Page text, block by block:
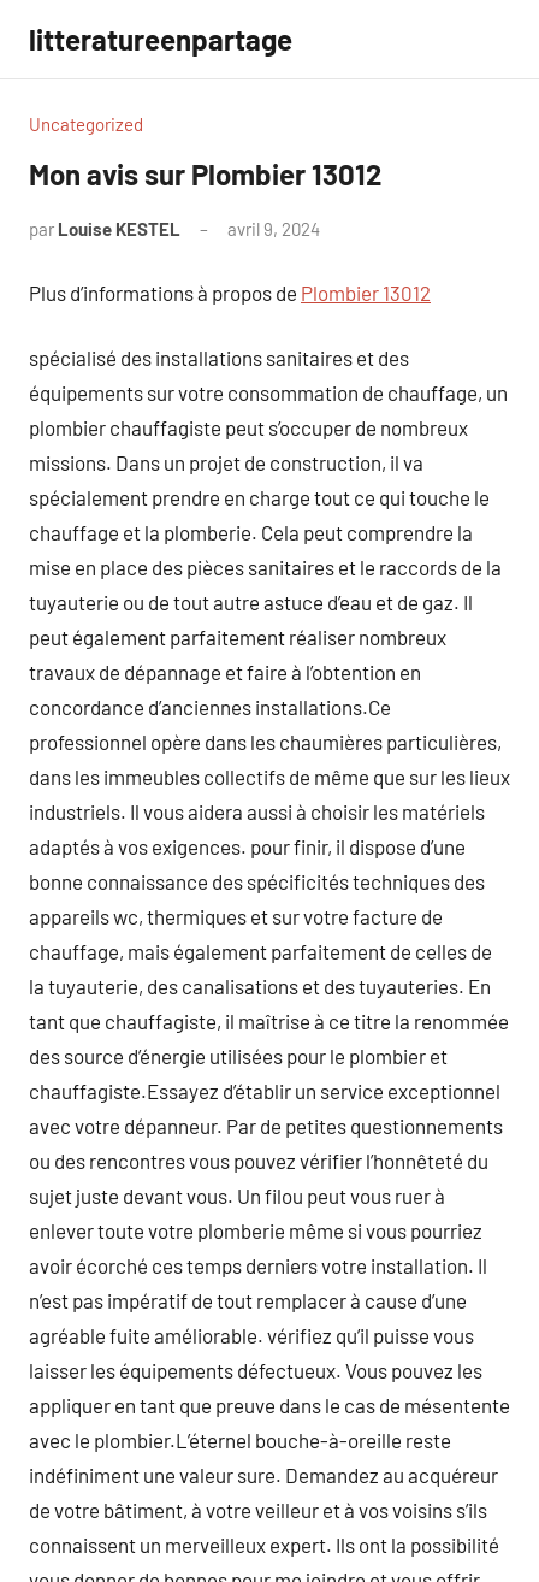
contenu
litteratureenpartage
Uncategorized
Mon avis sur Plombier 13012
par Louise KESTEL avril 9, 2024
Plus d’informations à propos de Plombier 13012
spécialisé des installations sanitaires et des
équipements sur votre consommation de chauffage, un
plombier chauffagiste peut s’occuper de nombreux
missions. Dans un projet de construction, il va
spécialement prendre en charge tout ce qui touche le
chauffage et la plomberie. Cela peut comprendre la
mise en place des pièces sanitaires et le raccords de la
tuyauterie ou de tout autre astuce d’eau et de gaz. Il
peut également parfaitement réaliser nombreux
travaux de dépannage et faire à l’obtention en
concordance d’anciennes installations.Ce
professionnel opère dans les chaumières particulières,
dans les immeubles collectifs de même que sur les lieux
industriels. Il vous aidera aussi à choisir les matériels
adaptés à vos exigences. pour finir, il dispose d’une
bonne connaissance des spécificités techniques des
appareils wc, thermiques et sur votre facture de
chauffage, mais également parfaitement de celles de
la tuyauterie, des canalisations et des tuyauteries. En
tant que chauffagiste, il maîtrise à ce titre la renommée
des source d’énergie utilisées pour le plombier et
chauffagiste.Essayez d’établir un service exceptionnel
avec votre dépanneur. Par de petites questionnements
ou des rencontres vous pouvez vérifier l’honnêteté du
sujet juste devant vous. Un filou peut vous ruer à
enlever toute votre plomberie même si vous pourriez
avoir écorché ces temps derniers votre installation. Il
n’est pas impératif de tout remplacer à cause d’une
agréable fuite améliorable. vérifiez qu’il puisse vous
laisser les équipements défectueux. Vous pouvez les
appliquer en tant que preuve dans le cas de mésentente
avec le plombier.L’éternel bouche-à-oreille reste
indéfiniment une valeur sure. Demandez au acquéreur
de votre bâtiment, à votre veilleur et à vos voisins s’ils
connaissent un merveilleux expert. Ils ont la possibilité